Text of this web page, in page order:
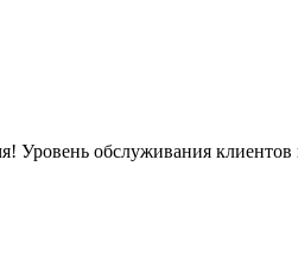
Уровень обслуживания